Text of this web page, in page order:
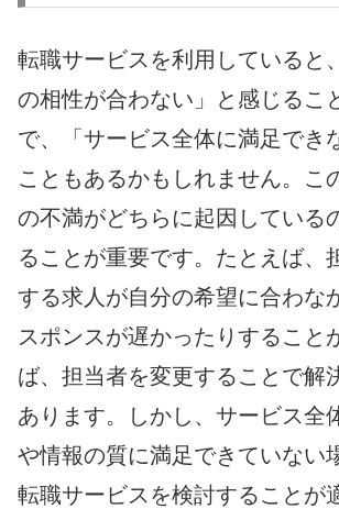
転職サービスを利用していると
の相性が合わない」と感じるこ
で、「サービス全体に満足でき
こともあるかもしれません。こ
の不満がどちらに起因している
ることが重要です。たとえば、
する求人が自分の希望に合わな
スポンスが遅かったりすること
ば、担当者を変更することで解
あります。しかし、サービス全
や情報の質に満足できていない
転職サービスを検討することが